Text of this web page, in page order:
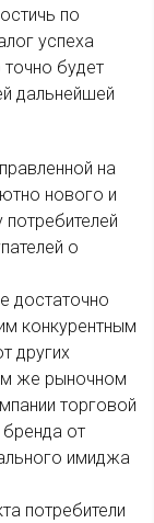
по
успеха
будет
дальнейшей
на
нового и
о
достаточно
конкурентным
других
же рыночном
торговой
от
имиджа
потребители